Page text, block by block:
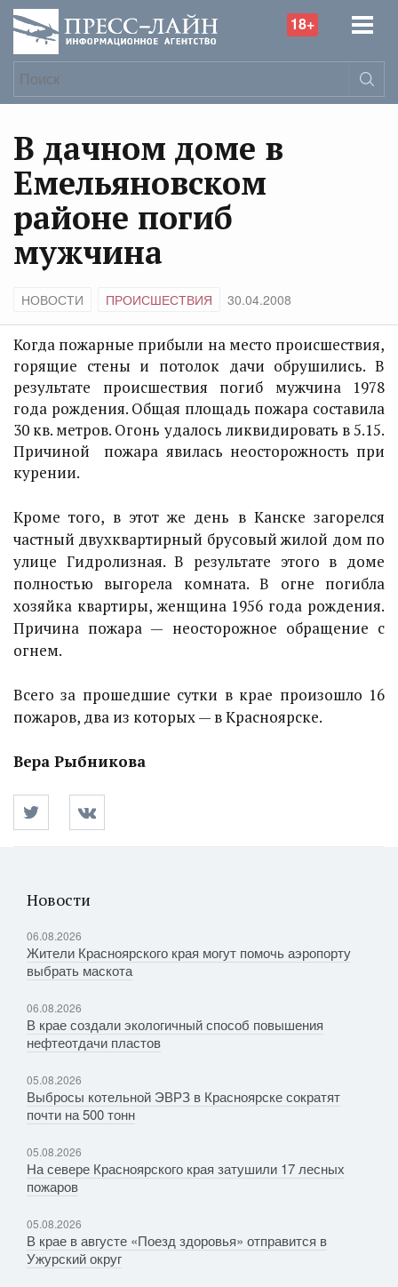
18+
В дачном доме в
Емельяновском
районе погиб
мужчина
НОВОСТИ ПРОИСШЕСТВИЯ 30.04.2008
Когда пожарные прибыли на место происшествия,
горящие стены и потолок дачи обрушились. В
результате происшествия погиб мужчина 1978
года рождения. Общая площадь пожара составила
30 кв. метров. Огонь удалось ликвидировать в 5.15.
Причиной пожара явилась неосторожность при
курении.
Кроме того, в этот же день в Канске загорелся
частный двухквартирный брусовый жилой дом по
улице Гидролизная. В результате этого в доме
полностью выгорела комната. В огне погибла
хозяйка квартиры, женщина 1956 года рождения.
Причина пожара — неосторожное обращение с
огнем.
Всего за прошедшие сутки в крае произошло 16
пожаров, два из которых — в Красноярске.
Вера Рыбникова
Новости
06.08.2026
Жители Красноярского края могут помочь аэропорту
выбрать маскота
06.08.2026
В крае создали экологичный способ повышения
нефтеотдачи пластов
05.08.2026
Выбросы котельной ЭВРЗ в Красноярске сократят
почти на 500 тонн
05.08.2026
На севере Красноярского края затушили 17 лесных
пожаров
05.08.2026
В крае в августе «Поезд здоровья» отправится в
Ужурский округ